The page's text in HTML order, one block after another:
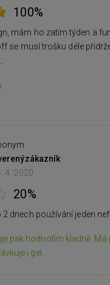
100%
mám ho zatím týden a
se musí trošku déle
zákazník
4. 2020
20%
dnech používání jeden
pak hodnotím kladně. Má
i gel.